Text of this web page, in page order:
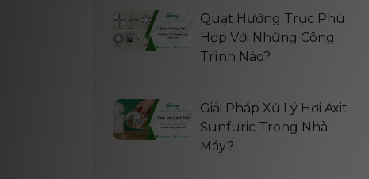
Quạt Hướng Trục Phù
Hợp Với Những Công
Trình Nào?
Giải Pháp Xử Lý Hơi Axit
Sunfuric Trong Nhà
Máy?